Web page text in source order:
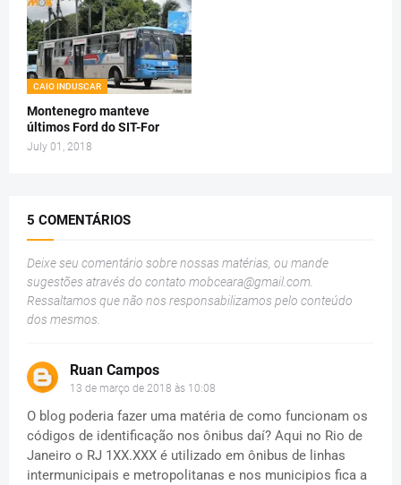
CAIO INDUSCAR
Montenegro manteve
últimos Ford do SIT-For
July 01, 2018
5 COMENTÁRIOS
Deixe seu comentário sobre nossas matérias, ou mande
sugestões através do contato mobceara@gmail.com.
Ressaltamos que não nos responsabilizamos pelo conteúdo
dos mesmos.
Ruan Campos
13 de março de 2018 às 10:08
O blog poderia fazer uma matéria de como funcionam os
códigos de identificação nos ônibus daí? Aqui no Rio de
Janeiro o RJ 1XX.XXX é utilizado em ônibus de linhas
intermunicipais e metropolitanas e nos municipios fica a